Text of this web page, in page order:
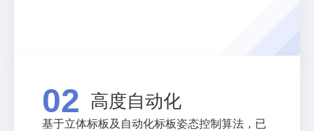
02 高度自动化
基于立体标板及自动化标板姿态控制算法，已